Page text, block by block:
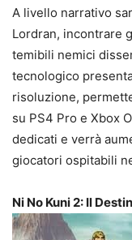
A livello narrativo
Lordran, incontrare
temibili nemici
tecnologico
risoluzione,
su PS4 Pro e Xbox
dedicati e verrà
giocatori ospitabili
Ni No Kuni 2: Il